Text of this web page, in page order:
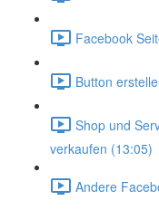
Facebook
Button
Shop und
verkaufen (13:05)
Andere